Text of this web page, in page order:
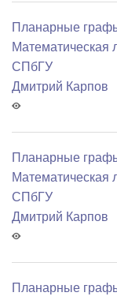
Планарные
СПбГУ
Дмитрий Карпов
Планарные
СПбГУ
Дмитрий Карпов
Планарные